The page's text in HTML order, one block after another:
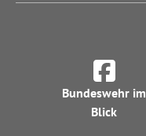
Bundeswehr im
Blick